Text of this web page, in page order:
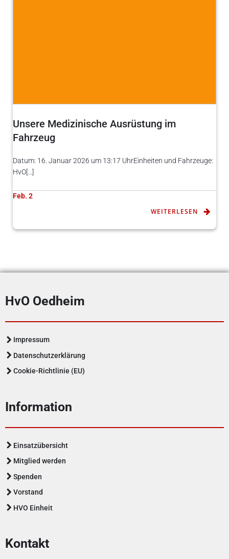
Unsere Medizinische Ausrüstung im
Fahrzeug
Datum: 16. Januar 2026 um 13:17 UhrEinheiten und Fahrzeuge:
HvO[…]
Feb. 2
WEITERLESEN
HvO Oedheim
Impressum
Datenschutzerklärung
Cookie-Richtlinie (EU)
Information
Einsatzübersicht
Mitglied werden
Spenden
Vorstand
HVO Einheit
Kontakt